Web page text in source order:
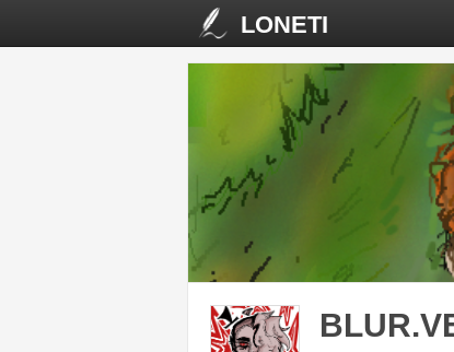
LONETI